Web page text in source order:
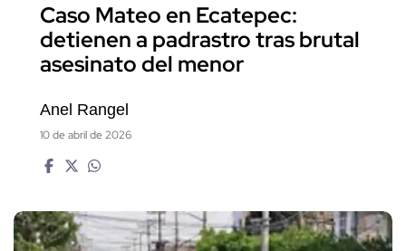
Caso Mateo en Ecatepec:
detienen a padrastro tras brutal
asesinato del menor
Anel Rangel
10 de abril de 2026